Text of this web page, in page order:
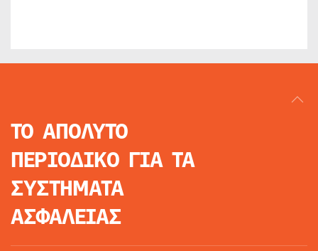
ΤΟ ΑΠΟΛΥΤΟ
ΠΕΡΙΟΔΙΚΟ ΓΙΑ ΤΑ
ΣΥΣΤΗΜΑΤΑ
ΑΣΦΑΛΕΙΑΣ